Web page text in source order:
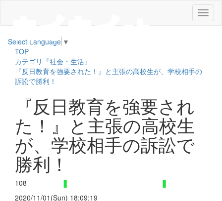
メ
ニ
Select Language ▼
TOP
カテゴリ『社会・生活』
『反日教育を強要された！』と主張の高校生が、学校相手の
訴訟で勝利！
『反日教育を強要され
た！』と主張の高校生
が、学校相手の訴訟で
勝利！
108
2020/11/01(Sun) 18:09:19